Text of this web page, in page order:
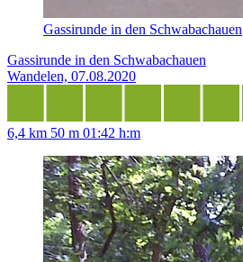
Gassirunde in den Schwabachauen
Gassirunde in den Schwabachauen
Wandelen, 07.08.2020
6,4 km 50 m 01:42 h:m